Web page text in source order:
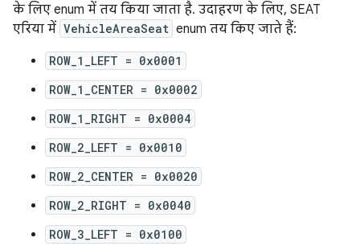
के लिए enum में तय किया जाता है. उदाहरण के लिए, SEAT
एरिया में VehicleAreaSeat enum तय किए जाते हैं:
ROW_1_LEFT = 0x0001
ROW_1_CENTER = 0x0002
ROW_1_RIGHT = 0x0004
ROW_2_LEFT = 0x0010
ROW_2_CENTER = 0x0020
ROW_2_RIGHT = 0x0040
ROW_3_LEFT = 0x0100